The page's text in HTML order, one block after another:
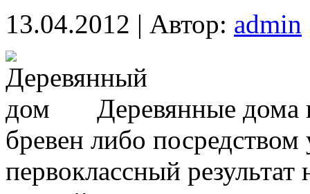
13.04.2012 | Автор: admin
Деревянные дома
бревен либо
первоклассный